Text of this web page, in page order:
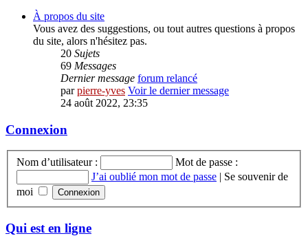
À propos du site
Vous avez des suggestions, ou tout autres questions à propos
du site, alors n'hésitez pas.
20 Sujets
69 Messages
Dernier message forum relancé
parpierre-yves Voir le dernier message
24 août 2022, 23:35
Connexion
Nom d’utilisateur :
Mot de passe :
J’ai oublié mon mot de passe | Se souvenir de
moi
Qui est en ligne